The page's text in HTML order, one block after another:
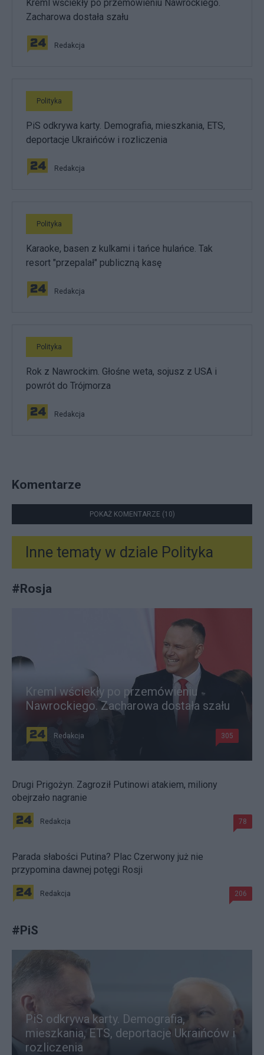
Kreml wściekły po przemówieniu Nawrockiego.
Zacharowa dostała szału
Redakcja
Polityka
PiS odkrywa karty. Demografia, mieszkania, ETS,
deportacje Ukraińców i rozliczenia
Redakcja
Polityka
Karaoke, basen z kulkami i tańce hulańce. Tak
resort "przepalał" publiczną kasę
Redakcja
Polityka
Rok z Nawrockim. Głośne weta, sojusz z USA i
powrót do Trójmorza
Redakcja
Komentarze
POKAŻ KOMENTARZE (10)
Inne tematy w dziale Polityka
#Rosja
Kreml wściekły po przemówieniu
Nawrockiego. Zacharowa dostała szału
Redakcja 305
Drugi Prigożyn. Zagroził Putinowi atakiem, miliony
obejrzało nagranie
Redakcja 78
Parada słabości Putina? Plac Czerwony już nie
przypomina dawnej potęgi Rosji
Redakcja 206
#PiS
PiS odkrywa karty. Demografia,
mieszkania, ETS, deportacje Ukraińców i
rozliczenia